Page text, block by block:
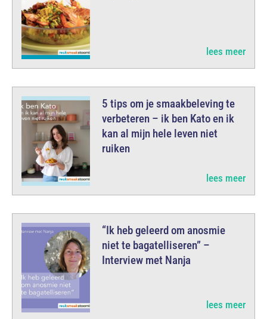
lees meer
5 tips om je smaakbeleving te
verbeteren – ik ben Kato en ik
kan al mijn hele leven niet
ruiken
lees meer
“Ik heb geleerd om anosmie
niet te bagatelliseren” –
Interview met Nanja
lees meer